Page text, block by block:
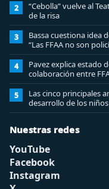
2
“Cebolla” vuelve al
de la risa
3
Bassa cuestiona idea
“Las FFAA no son
4
Pavez explica estado
colaboración entre
analizar”
5
Las cinco principales
desarrollo de los
Nuestras redes
YouTube
Facebook
Instagram